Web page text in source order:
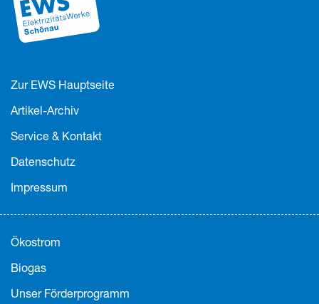
Zur EWS Hauptseite
Artikel-Archiv
Service & Kontakt
Datenschutz
Impressum
Ökostrom
Biogas
Unser Förderprogramm